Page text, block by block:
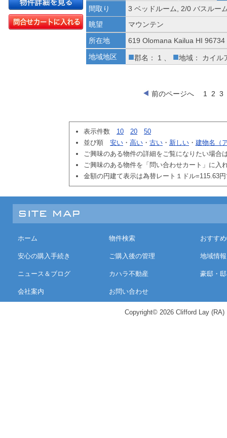
間取り
3 ベッドルーム, 2/0 バスルー
眺望
マウンテン
所在地
619 Olomana Kailua HI 96734
地域地区
■郡名： 1 、 ■地域： カイル
前のページへ 1 2 3
表示件数 10 20
50
並び順 安い ・ 高い ・ 古い ・ 新しい ・ 建物名（
ご興味のある物件の詳細をご覧になりたい場合
ご興味のある物件を「問い合わせカート」に入
金額の円建て表示は為替レート１ドル=115.63
ホーム 物件検索 おすす
安心の購入手続き ご購入後の管理 地域情報
ニュース＆ブログ カハラ不動産 豪邸・
会社案内 お問い合わせ
Copyright© 2026 Clifford Lay